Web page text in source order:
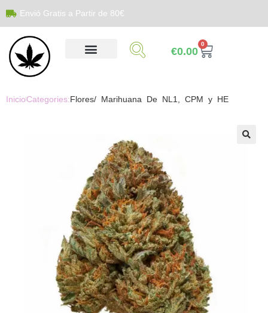
Envió Gratis a Partir de 80€
€0.00
0
InicioCategories:Flores/ Marihuana De NL1, CPM y HE